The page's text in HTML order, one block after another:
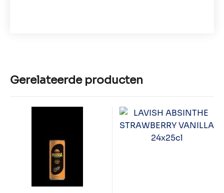
Gerelateerde producten